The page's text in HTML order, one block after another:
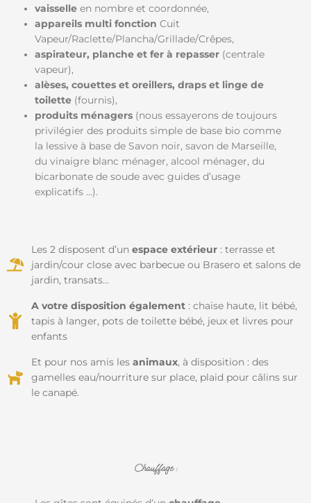
vaisselle en nombre et coordonnée,
appareils multi fonction Cuit
Vapeur/Raclette/Plancha/Grillade/Crêpes,
aspirateur, planche et fer à repasser (centrale
vapeur),
alèses, couettes et oreillers, draps et linge de
toilette (fournis),
produits ménagers (nous essayerons de toujours
privilégier des produits simple de base bio comme
la lessive à base de Savon noir, savon de Marseille,
du vinaigre blanc ménager, alcool ménager, du
bicarbonate de soude avec guides d’usage
explicatifs …).
Les 2 disposent d’un espace extérieur : terrasse et
jardin/cour close avec barbecue ou Brasero et salons de
jardin, transats…
A votre disposition également : chaise haute, lit bébé,
tapis à langer, pots de toilette bébé, jeux et livres pour
enfants
Et pour nos amis les animaux, à disposition : des
gamelles eau/nourriture sur place, plaid pour câlins sur
le canapé.
Chauffage :